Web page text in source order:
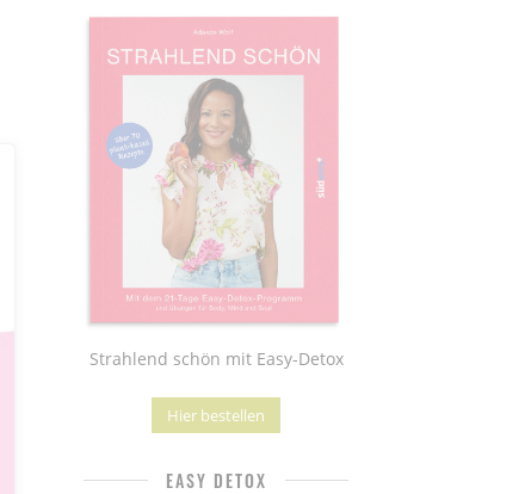
Strahlend schön mit Easy-Detox
Hier bestellen
EASY DETOX